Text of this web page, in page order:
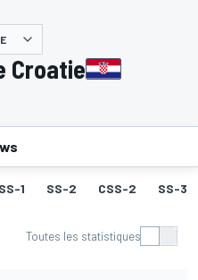
Croatie
1 SS-2 CSS-2 SS-3
Toutes les statistiques